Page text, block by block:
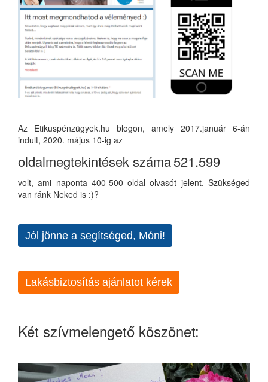
Az Etikuspénzügyek.hu blogon, amely 2017.január 6-án
indult, 2020. május 10-ig az
oldalmegtekintések száma521.599
volt, ami naponta 400-500 oldal olvasót jelent. Szükséged
van ránk Neked is :)?
Jól jönne a segítséged, Móni!
Lakásbiztosítás ajánlatot kérek
Két szívmelengető köszönet: